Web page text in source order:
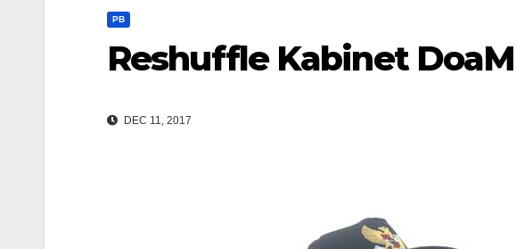
PB
Reshuffle Kabinet
DEC 11, 2017